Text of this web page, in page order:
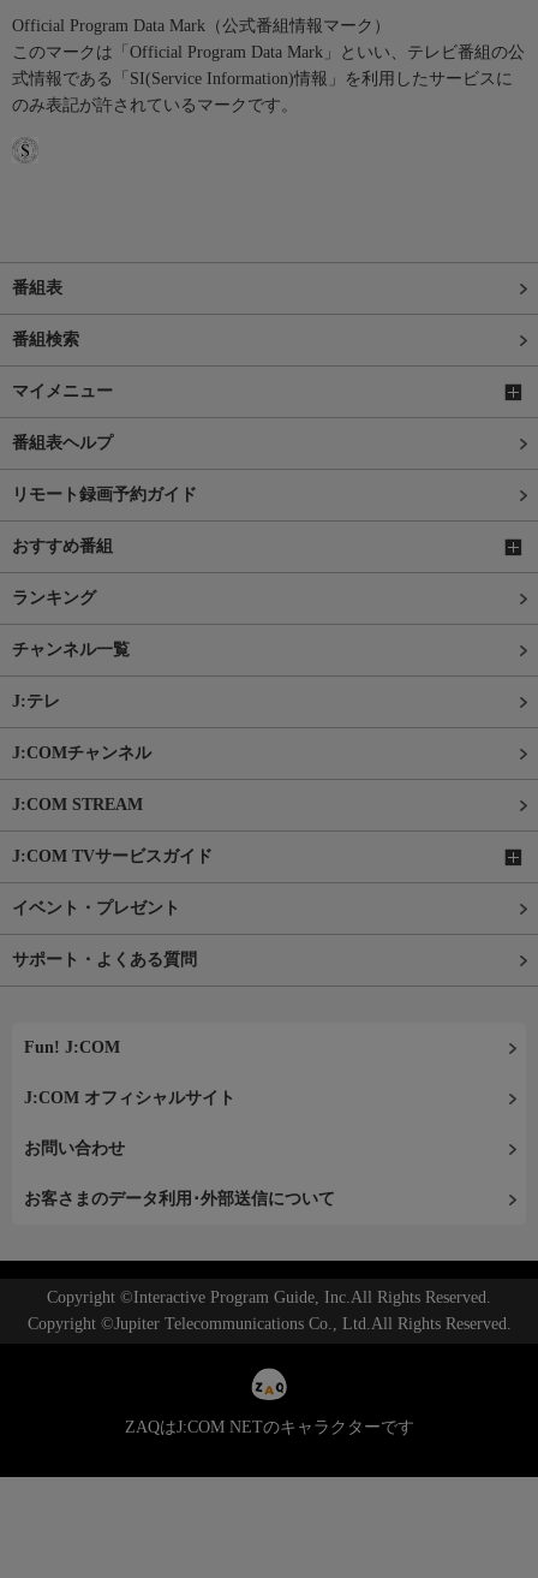
Official Program Data Mark（公式番組情報マーク）
このマークは「Official Program Data Mark」といい、テレビ番組の公
式情報である「SI(Service Information)情報」を利用したサービスに
のみ表記が許されているマークです。
番組表
番組検索
マイメニュー
番組表ヘルプ
リモート録画予約ガイド
おすすめ番組
ランキング
チャンネル一覧
J:テレ
J:COMチャンネル
J:COM STREAM
J:COM TVサービスガイド
イベント・プレゼント
サポート・よくある質問
Fun! J:COM
J:COM オフィシャルサイト
お問い合わせ
お客さまのデータ利用･外部送信について
Copyright ©Interactive Program Guide, Inc.All Rights Reserved.
Copyright ©Jupiter Telecommunications Co., Ltd.All Rights Reserved.
ZAQはJ:COM NETのキャラクターです